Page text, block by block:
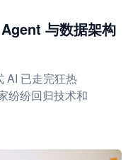
与数据架构
AI 已走完狂热
纷纷回归技术和